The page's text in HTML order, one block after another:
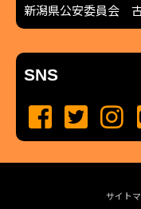
新潟県公安委員会
SNS
サイト